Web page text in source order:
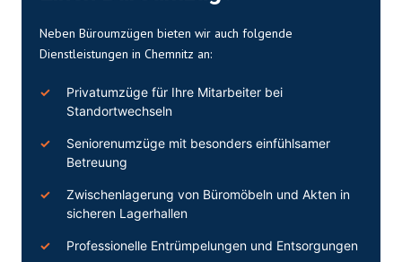
Neben Büroumzügen bieten wir auch folgende
Dienstleistungen in Chemnitz an:
Privatumzüge für Ihre Mitarbeiter bei
Standortwechseln
Seniorenumzüge mit besonders einfühlsamer
Betreuung
Zwischenlagerung von Büromöbeln und Akten in
sicheren Lagerhallen
Professionelle Entrümpelungen und Entsorgungen